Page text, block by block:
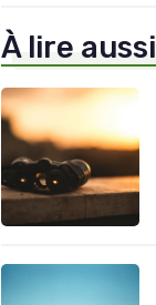
À lire aussi